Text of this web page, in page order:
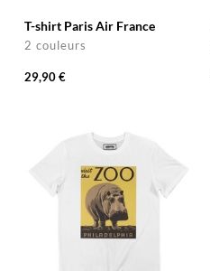
T-shirt Paris Air France
2 couleurs
29,90 €